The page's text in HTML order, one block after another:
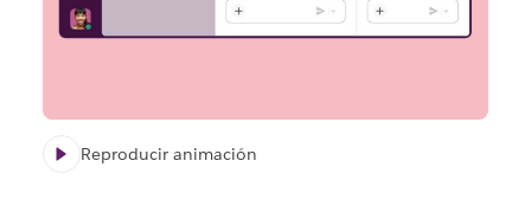
Reproducir animación